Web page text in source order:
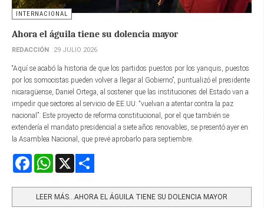
INTERNACIONAL
Ahora el águila tiene su dolencia mayor
REDACCIÓN 29 JULIO 2026
“Aquí se acabó la historia de que los partidos puestos por los yanquis, puestos
por los somocistas pueden volver a llegar al Gobierno”, puntualizó el presidente
nicaragüense, Daniel Ortega, al sostener que las instituciones del Estado van a
impedir que sectores al servicio de EE.UU. “vuelvan a atentar contra la paz
nacional”. Este proyecto de reforma constitucional, por el que también se
extendería el mandato presidencial a siete años renovables, se presentó ayer en
la Asamblea Nacional, que prevé aprobarlo para septiembre.
FacebookWhatsApp
LEER MÁS…AHORA EL ÁGUILA TIENE SU DOLENCIA MAYOR